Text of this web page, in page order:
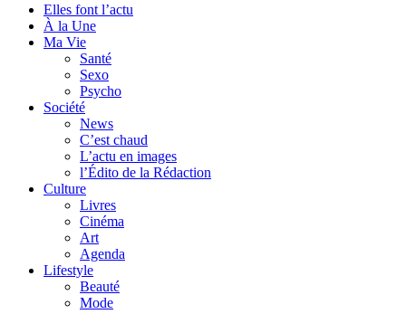
Elles font l’actu
À la Une
Ma Vie
Santé
Sexo
Psycho
Société
News
C’est chaud
L’actu en images
l’Édito de la Rédaction
Culture
Livres
Cinéma
Art
Agenda
Lifestyle
Beauté
Mode